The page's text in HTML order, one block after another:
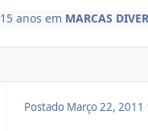
15 anos em MARCAS
Postado Março 22, 2011